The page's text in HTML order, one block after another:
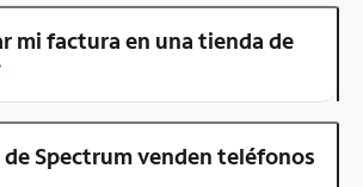
mi factura en una tienda de
de Spectrum venden teléfonos